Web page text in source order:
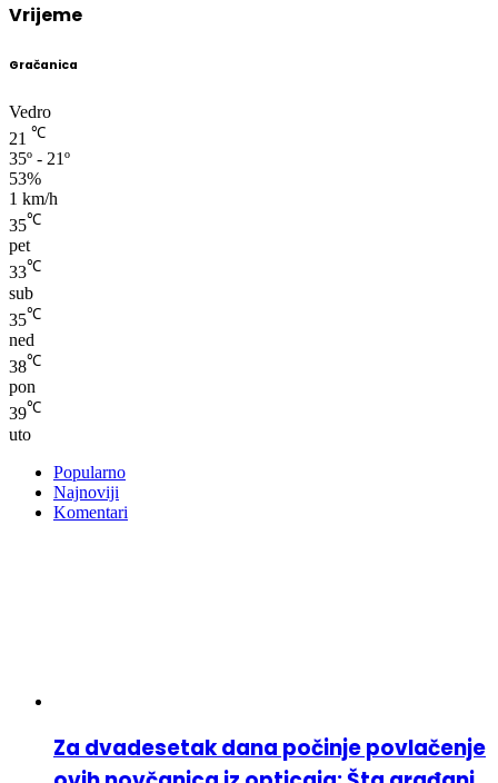
Vrijeme
Gračanica
Vedro
21 ℃
35º - 21º
53%
1 km/h
35℃
pet
33℃
sub
35℃
ned
38℃
pon
39℃
uto
Popularno
Najnoviji
Komentari
Za dvadesetak dana počinje povlačenje